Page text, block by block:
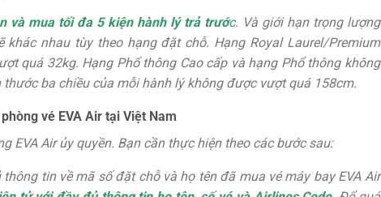
và mua tối đa 5 kiện hành lý trả trước. Và giới hạn trọng lượng
nhau tùy theo hạng đặt chỗ. Hạng Royal Laurel/Premium
quá 32kg. Hạng Phổ thông Cao cấp và hạng Phổ thông không
ba chiều của mỗi hành lý không được vượt quá 158cm.
vé EVA Air tại Việt Nam
EVA Air ủy quyền. Bạn cần thực hiện theo các bước sau:
tin về mã số đặt chỗ và họ tên đã mua vé máy bay EVA Air